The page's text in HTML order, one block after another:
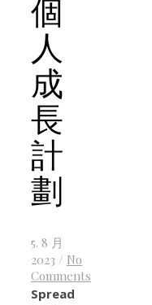
個
人
成
長
計
劃
5. 8 月
2023 / No
Comments
Spread